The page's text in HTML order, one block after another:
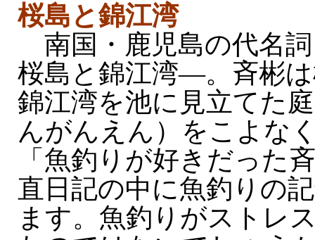
桜島と錦江湾
南国・鹿児島の代名
桜島と錦江湾—。斉彬
錦江湾を池に見立てた
んがんえん）をこよな
「魚釣りが好きだった
直日記の中に魚釣りの
ます。魚釣りがストレ